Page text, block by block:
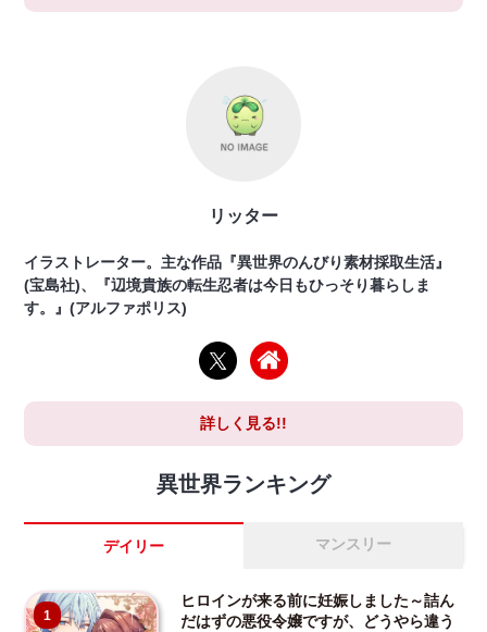
リッター
イラストレーター。主な作品『異世界のんびり素材採取生活』
(宝島社)、『辺境貴族の転生忍者は今日もひっそり暮らしま
す。』(アルファポリス)
詳しく見る!!
異世界ランキング
デイリー マンスリー
1
ヒロインが来る前に妊娠しました～詰ん
だはずの悪役令嬢ですが、どうやら違う